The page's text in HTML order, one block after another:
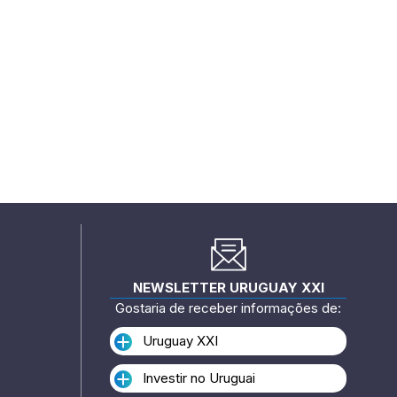
NEWSLETTER URUGUAY XXI
Gostaria de receber informações de:
Uruguay XXI
Investir no Uruguai